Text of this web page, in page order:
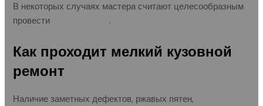
В некоторых случаях мастера считают целесообразным
провести
.
Как проходит мелкий кузовной
ремонт
Наличие заметных дефектов, ржавых пятен,